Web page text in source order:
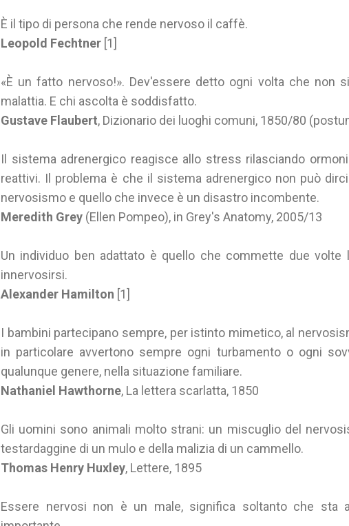
È il tipo di persona che rende nervoso il caffè.
Leopold Fechtner [1]
«È un fatto nervoso!». Dev'essere detto ogni volta che non
malattia. E chi ascolta è soddisfatto.
Gustave Flaubert, Dizionario dei luoghi comuni, 1850/80
Il sistema adrenergico reagisce allo stress rilasciando
reattivi. Il problema è che il sistema adrenergico non può
nervosismo e quello che invece è un disastro incombente.
Meredith Grey (Ellen Pompeo), in Grey's Anatomy, 2005/13
Un individuo ben adattato è quello che commette due volte
innervosirsi.
Alexander Hamilton [1]
I bambini partecipano sempre, per istinto mimetico, al
in particolare avvertono sempre ogni turbamento o ogni
qualunque genere, nella situazione familiare.
Nathaniel Hawthorne, La lettera scarlatta, 1850
Gli uomini sono animali molto strani: un miscuglio del
testardaggine di un mulo e della malizia di un cammello.
Thomas Henry Huxley, Lettere, 1895
Essere nervosi non è un male, significa soltanto che sta